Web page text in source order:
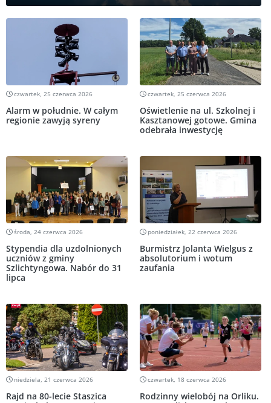
czwartek, 25 czerwca 2026
Alarm w południe. W całym
regionie zawyją syreny
czwartek, 25 czerwca 2026
Oświetlenie na ul. Szkolnej i
Kasztanowej gotowe. Gmina
odebrała inwestycję
środa, 24 czerwca 2026
Stypendia dla uzdolnionych
uczniów z gminy
Szlichtyngowa. Nabór do 31
lipca
poniedziałek, 22 czerwca 2026
Burmistrz Jolanta Wielgus z
absolutorium i wotum
zaufania
niedziela, 21 czerwca 2026
Rajd na 80-lecie Staszica
czwartek, 18 czerwca 2026
Rodzinny wielobój na Orliku.